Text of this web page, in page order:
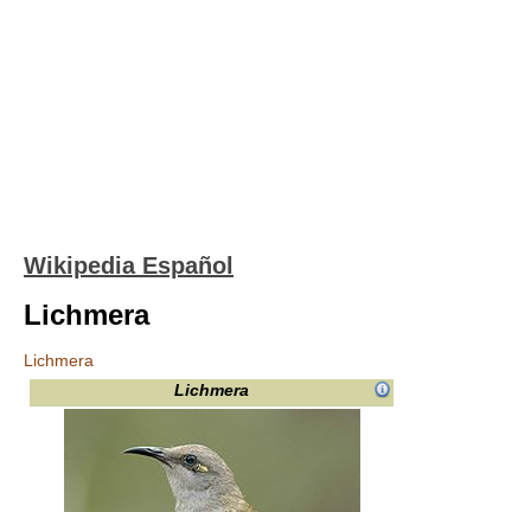
Wikipedia Español
Lichmera
Lichmera
Lichmera